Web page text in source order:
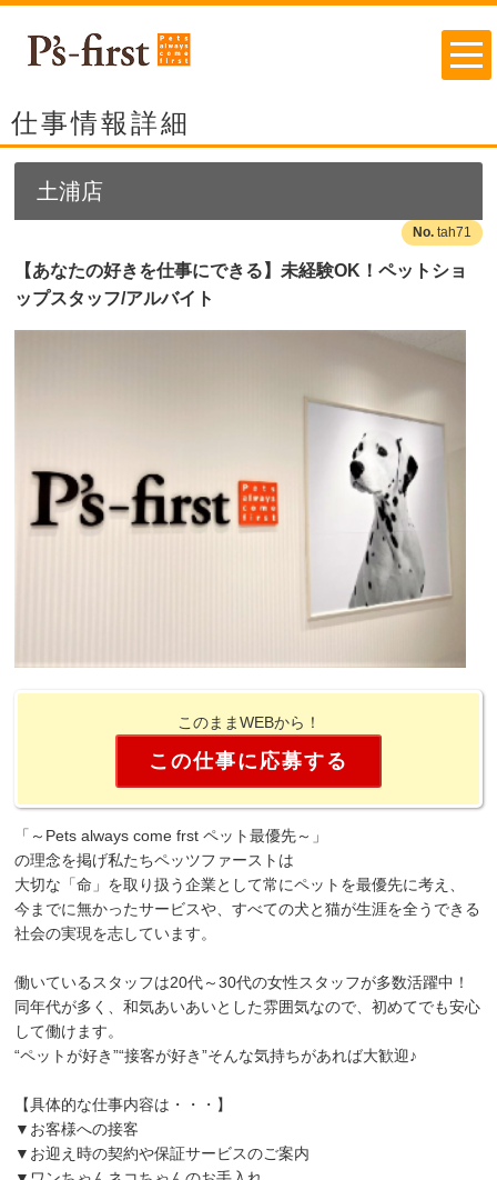
仕事情報詳細
土浦店
tah71
【あなたの好きを仕事にできる】未経験OK！ペットショ
ップスタッフ/アルバイト
このままWEBから！
この仕事に応募する
「～Pets always come frst ペット最優先～」
の理念を掲げ私たちペッツファーストは
大切な「命」を取り扱う企業として常にペットを最優先に考え、
今までに無かったサービスや、すべての犬と猫が生涯を全うできる
社会の実現を志しています。
働いているスタッフは20代～30代の女性スタッフが多数活躍中！
同年代が多く、和気あいあいとした雰囲気なので、初めてでも安心
して働けます。
“ペットが好き”“接客が好き”そんな気持ちがあれば大歓迎♪
【具体的な仕事内容は・・・】
▼お客様への接客
▼お迎え時の契約や保証サービスのご案内